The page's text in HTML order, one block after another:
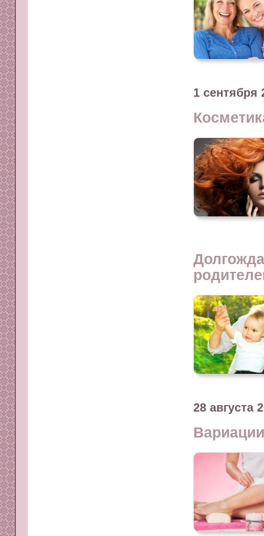
1 сентября
28 августа